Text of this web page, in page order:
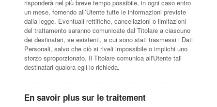
risponderà nel più breve tempo possibile, in ogni caso entro
un mese, fornendo all’Utente tutte le informazioni previste
dalla legge. Eventuali rettifiche, cancellazioni o limitazioni
del trattamento saranno comunicate dal Titolare a ciascuno
dei destinatari, se esistenti, a cui sono stati trasmessi i Dati
Personali, salvo che ciò si riveli impossibile o implichi uno
sforzo sproporzionato. Il Titolare comunica all'Utente tali
destinatari qualora egli lo richieda.
En savoir plus sur le traitement